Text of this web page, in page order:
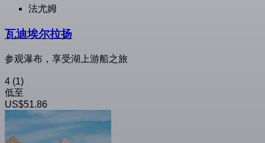
法尤姆
瓦迪埃尔拉扬
参观瀑布，享受湖上游船之旅
4 (1)
低至
US$51.86